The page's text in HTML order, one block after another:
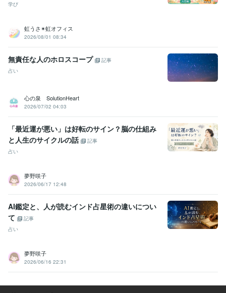
学び
虹うさ✴︎虹オフィス
2026/08/01 08:34
無責任な人のホロスコープ
記事
占い
心の泉 SolutionHeart
2026/07/02 04:03
「最近運が悪い」は好転のサイン？脳の仕組み
と人生のサイクルの話
記事
占い
夢野咲子
2026/06/17 12:48
AI鑑定と、人が読むインド占星術の違いについ
て
記事
占い
夢野咲子
2026/06/16 22:31